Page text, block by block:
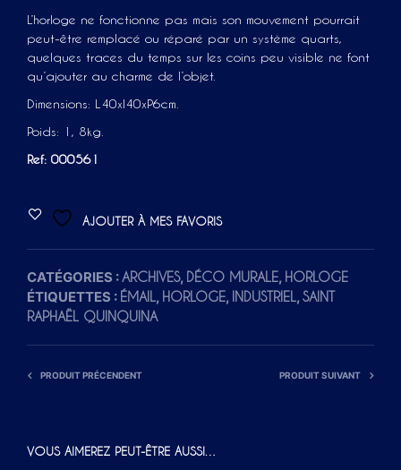
L’horloge ne fonctionne pas mais son mouvement pourrait
peut-être remplacé ou réparé par un système quarts,
quelques traces du temps sur les coins peu visible ne font
qu’ajouter au charme de l’objet.
Dimensions: L40xl40xP6cm.
Poids: 1, 8kg.
Ref: 000561
AJOUTER À MES FAVORIS
CATÉGORIES :ARCHIVES, DÉCO MURALE, HORLOGE
ÉTIQUETTES : ÉMAIL, HORLOGE, INDUSTRIEL, SAINT
RAPHAËL QUINQUINA
PRODUIT PRÉCENDENT PRODUIT SUIVANT
VOUS AIMEREZ PEUT-ÊTRE AUSSI…